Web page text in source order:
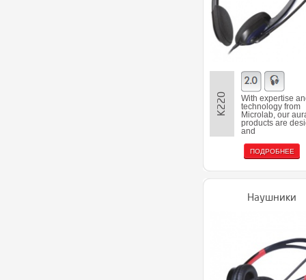
K220
With expertise
technology from
Microlab, our
products are
and
ПОДРОБНЕЕ
Наушники